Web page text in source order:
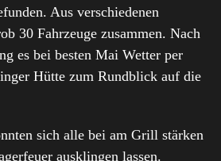
Aus verschiedenen
30 Fahrzeuge zusammen. Nach
es bei besten Mai Wetter per
Hütte zum Rundblick auf die
sich alle bei am Grill stärken
ausklingen lassen.